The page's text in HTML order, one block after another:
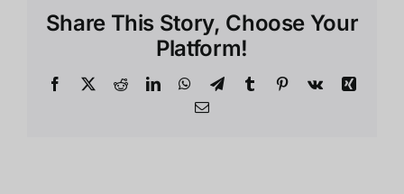
ที่
คอ
เกม
ต้อง
Share This Story, Choose Your
Platform!
Facebook
X RedditLinkedInWhatsApp
TelegramTumblr Pinterest
Vk
Xing
Email